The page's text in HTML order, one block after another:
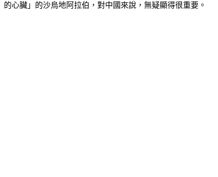
方聯手制裁的時候，這樣的一份支持，是來自於「伊斯蘭世界